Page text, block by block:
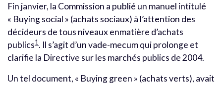
Fin janvier, la Commission a publié un manuel intitulé
« Buying social » (achats sociaux) à l’attention des
décideurs de tous niveaux enmatière d’achats
publics1. Il s’agit d’un vade-mecum qui prolonge et
clarifie la Directive sur les marchés publics de 2004.
Un tel document, « Buying green » (achats verts), avait